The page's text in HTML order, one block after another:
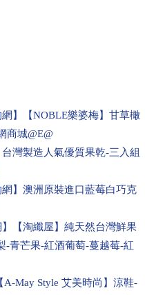
】【NOBLE樂婆梅】甘草橄
商城@E@
灣製造人氣優質果乾-三入組
】澳洲原裝進口藍莓白巧克
【淘纖屋】純天然台灣鮮果
-青芒果-紅酒葡萄-蔓越莓-紅
May Style 艾美時尚】涼鞋-